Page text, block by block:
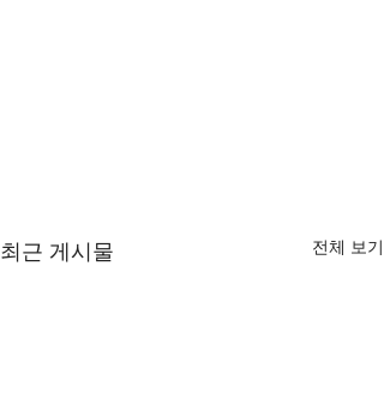
최근 게시물 전체 보기